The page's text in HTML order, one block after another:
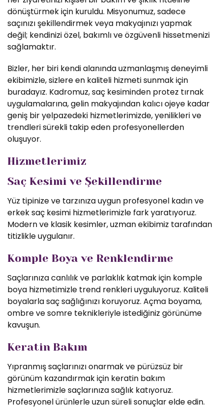
dönüştürmek için kuruldu. Misyonumuz, sadece
saçınızı şekillendirmek veya makyajınızı yapmak
değil; kendinizi özel, bakımlı ve özgüvenli hissetmenizi
sağlamaktır.
Bizler, her biri kendi alanında uzmanlaşmış deneyimli
ekibimizle, sizlere en kaliteli hizmeti sunmak için
buradayız. Kadromuz, saç kesiminden protez tırnak
uygulamalarına, gelin makyajından kalıcı ojeye kadar
geniş bir yelpazedeki hizmetlerimizde, yenilikleri ve
trendleri sürekli takip eden profesyonellerden
oluşuyor.
Hizmetlerimiz
Saç Kesimi ve Şekillendirme
Yüz tipinize ve tarzınıza uygun profesyonel kadın ve
erkek saç kesimi hizmetlerimizle fark yaratıyoruz.
Modern ve klasik kesimler, uzman ekibimiz tarafından
titizlikle uygulanır.
Komple Boya ve Renklendirme
Saçlarınıza canlılık ve parlaklık katmak için komple
boya hizmetimizle trend renkleri uyguluyoruz. Kaliteli
boyalarla saç sağlığınızı koruyoruz. Açma boyama,
ombre ve somre teknikleriyle istediğiniz görünüme
kavuşun.
Keratin Bakım
Yıpranmış saçlarınızı onarmak ve pürüzsüz bir
görünüm kazandırmak için keratin bakım
hizmetlerimizle saçlarınıza sağlık katıyoruz.
Profesyonel ürünlerle uzun süreli sonuçlar elde edin.